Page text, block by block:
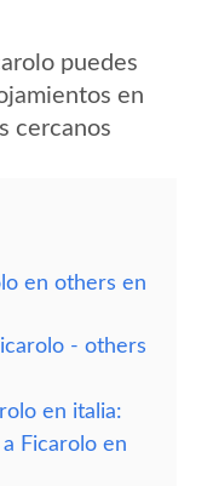
puedes
en
cercanos
en others en
- others
en italia:
Ficarolo en